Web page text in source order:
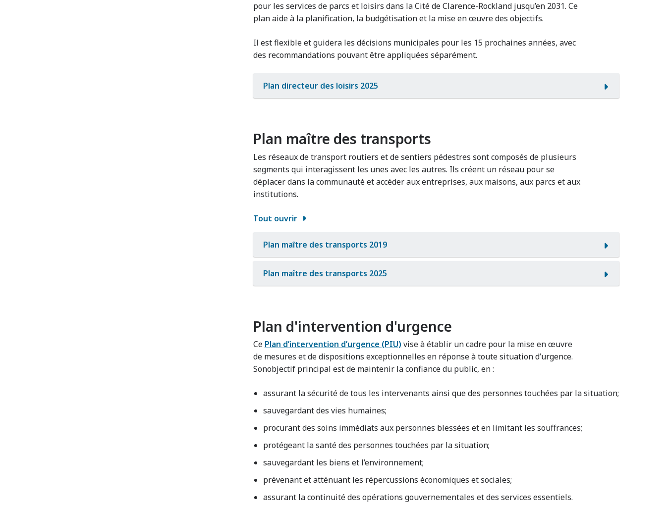
pour les services de parcs et loisirs dans la Cité de Clarence-Rockland jusqu’en 2031. Ce
plan aide à la planification, la budgétisation et la mise en œuvre des objectifs.
Il est flexible et guidera les décisions municipales pour les 15 prochaines années, avec
des recommandations pouvant être appliquées séparément.
Plan directeur des loisirs 2025
Plan maître des transports
Les réseaux de transport routiers et de sentiers pédestres sont composés de plusieurs
segments qui interagissent les unes avec les autres. Ils créent un réseau pour se
déplacer dans la communauté et accéder aux entreprises, aux maisons, aux parcs et aux
institutions.
Tout ouvrir
Plan maître des transports 2019
Plan maître des transports 2025
Plan d'intervention d'urgence
Ce Plan d’intervention d’urgence (PIU) vise à établir un cadre pour la mise en œuvre
de mesures et de dispositions exceptionnelles en réponse à toute situation d’urgence.
Sonobjectif principal est de maintenir la confiance du public, en :
assurant la sécurité de tous les intervenants ainsi que des personnes touchées par la situation;
sauvegardant des vies humaines;
procurant des soins immédiats aux personnes blessées et en limitant les souffrances;
protégeant la santé des personnes touchées par la situation;
sauvegardant les biens et l’environnement;
prévenant et atténuant les répercussions économiques et sociales;
assurant la continuité des opérations gouvernementales et des services essentiels.